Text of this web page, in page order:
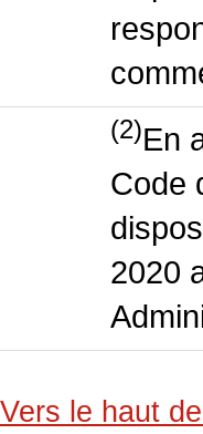
(2)En
Code
2020
Vers le haut